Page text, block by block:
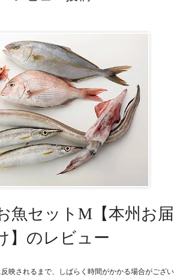
魚セットM【本州お届
】のレビュー
映されるまで、しばらく時間がかかる場合がござい